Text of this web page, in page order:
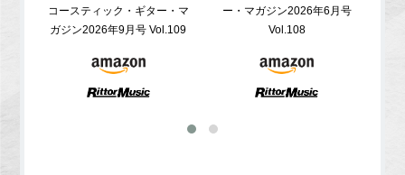
コースティック・ギター・マ
ガジン2026年9月号 Vol.109
ー・マガジン2026年6月号
Vol.108